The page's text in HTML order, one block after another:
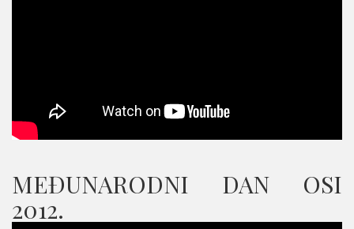
MEĐUNARODNI DAN OSI
2012.